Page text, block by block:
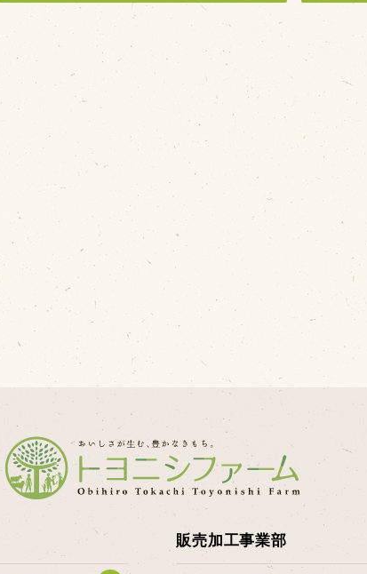
販売加工事業部
ＢtoＢ受発注システム
瑕疵とは
豊
ギ
個人のお客様
法人のお客様
RSS